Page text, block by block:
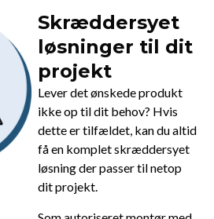
Skræddersyet
løsninger til dit
projekt
Lever det ønskede produkt
ikke op til dit behov? Hvis
dette er tilfældet, kan du altid
få en komplet skræddersyet
løsning der passer til netop
dit projekt.